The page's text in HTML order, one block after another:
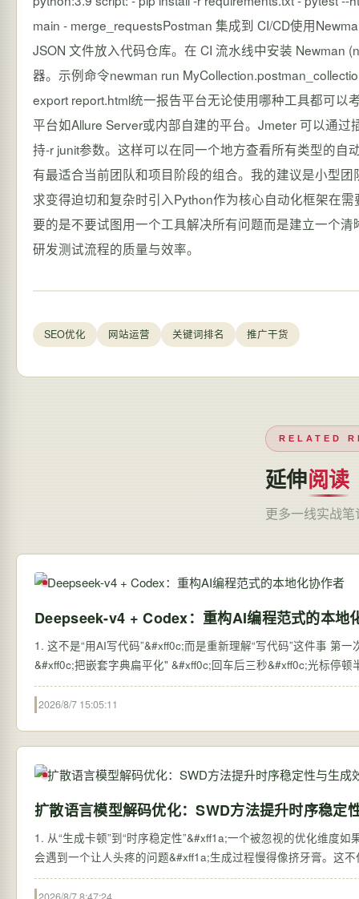
SEO优化 网站运营 关键词排名 推广干货
RELATED
延伸阅读
更多一线实战
Deepseek-v4 + Codex：重构AI编程范式的本地
1. 这不是“用AI写代码”&#xff0c;而是重新理解“写代码”这件事 第一次在终端里敲下 codex --model deepseek-v4
&#xff0c;把嵌套字典扁平化" &#xff0c;回车后三秒
2026/8/7 15:05:11
扩散语言模型解码优化：SWD方法提升时序稳定
1. 从“生成卡顿”到“时序稳定性”&#xff1a;一个被忽视的优化维度
会遇到一个让人头疼的问题&#xff1a;生成过程慢得像挤牙膏。这